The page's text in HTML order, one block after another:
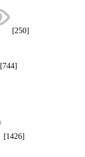
[250]
[744]
[1426]